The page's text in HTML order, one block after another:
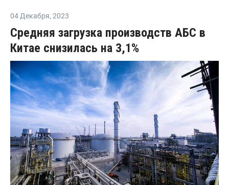
04 Декабря, 2023
Средняя загрузка производств АБС в
Китае снизилась на 3,1%